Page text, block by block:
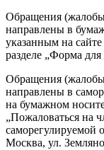
Обращения
направлены в
указанным на сайте
разделе „Форма
Обращения
направлены в
на бумажном
„Пожаловаться на
саморегулируемой
Москва, ул.